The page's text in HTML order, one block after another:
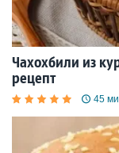
Чахохбили из
рецепт
45